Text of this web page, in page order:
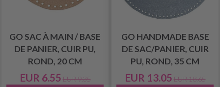
GO SAC À MAIN / BASE
DE PANIER, CUIR PU,
ROND, 20 CM
EUR 6.55 EUR 9.35
GO HANDMADE BASE
DE SAC/PANIER, CUIR
PU, ROND, 35 CM
EUR 13.05 EUR 18.65